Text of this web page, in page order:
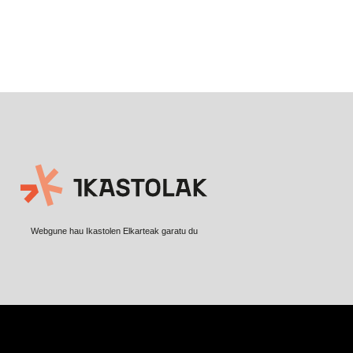
Webgune hau Ikastolen Elkarteak garatu du